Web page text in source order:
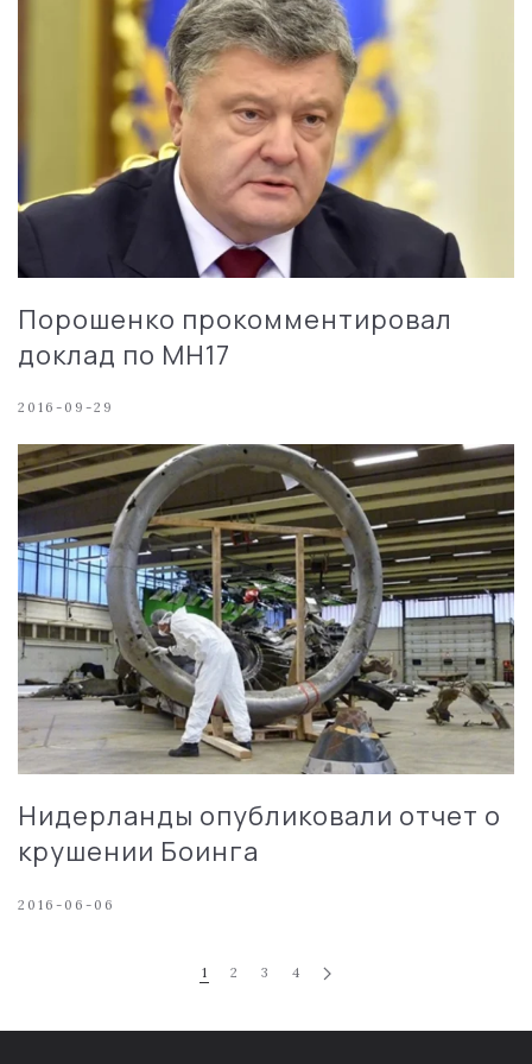
Порошенко прокомментировал
доклад по MH17
2016-09-29
Нидерланды опубликовали отчет о
крушении Боинга
2016-06-06
1 2 3 4